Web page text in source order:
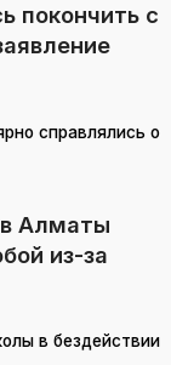
покончить с
справлялись о
Алматы
из-за
в бездействии